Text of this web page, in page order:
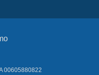
00605880822